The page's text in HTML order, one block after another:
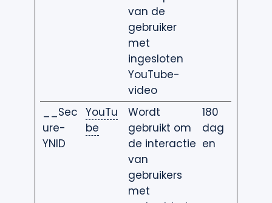
van de
gebruiker
met
ingesloten
YouTube-
video
__Sec
ure-
YNID
YouTu
be
Wordt
gebruikt om
de interactie
van
gebruikers
met
180
dag
en